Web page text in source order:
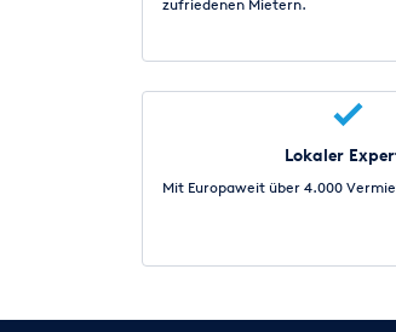
zufriedenen Mietern.
Lokaler
Mit Europaweit über 4.000